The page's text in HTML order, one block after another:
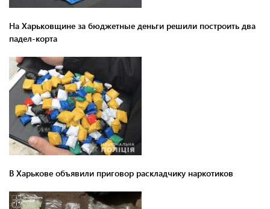
На Харьковщине за бюджетные деньги решили построить два
падел-корта
В Харькове объявили приговор раскладчику наркотиков